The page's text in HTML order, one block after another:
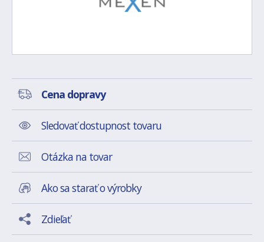
Cena dopravy
Sledovať dostupnost tovaru
Otázka na tovar
Ako sa starať o výrobky
Zdieľať